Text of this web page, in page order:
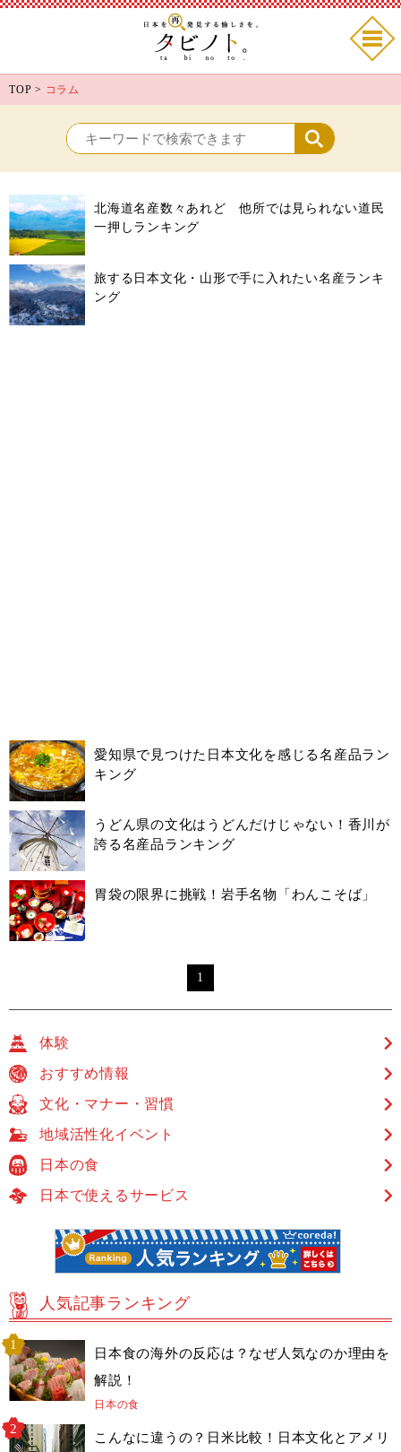
TOP > コラム
北海道名産数々あれど 他所では見られない道民
一押しランキング
旅する日本文化・山形で手に入れたい名産ランキ
ング
愛知県で見つけた日本文化を感じる名産品ラン
キング
うどん県の文化はうどんだけじゃない！香川が
誇る名産品ランキング
胃袋の限界に挑戦！岩手名物「わんこそば」
1
体験
おすすめ情報
文化・マナー・習慣
地域活性化イベント
日本の食
日本で使えるサービス
人気記事ランキング
日本食の海外の反応は？なぜ人気なのか理由を
解説！
日本の食
こんなに違うの？日米比較！日本文化とアメリ